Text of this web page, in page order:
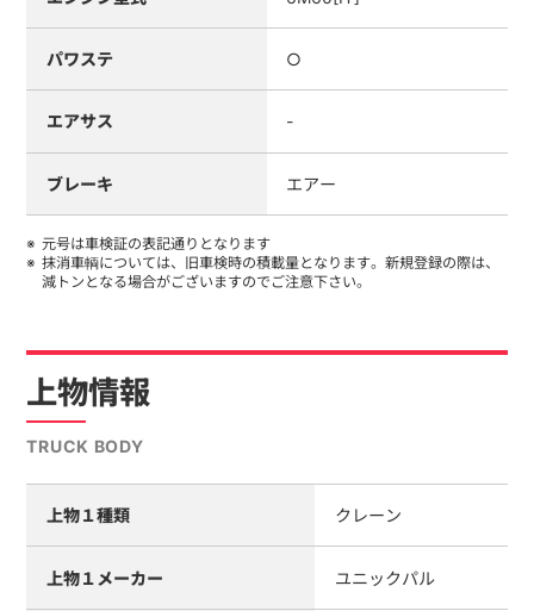
パワステ ○
エアサス -
ブレーキ エアー
元号は車検証の表記通りとなります
抹消車輌については、旧車検時の積載量となります。新規登録の際は、
減トンとなる場合がございますのでご注意下さい。
上物情報
TRUCK BODY
上物１種類 クレーン
上物１メーカー ユニックパル